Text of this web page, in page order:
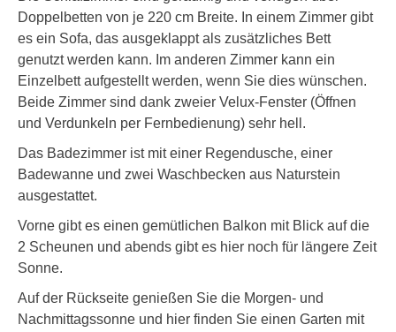
Doppelbetten von je 220 cm Breite. In einem Zimmer gibt
es ein Sofa, das ausgeklappt als zusätzliches Bett
genutzt werden kann. Im anderen Zimmer kann ein
Einzelbett aufgestellt werden, wenn Sie dies wünschen.
Beide Zimmer sind dank zweier Velux-Fenster (Öffnen
und Verdunkeln per Fernbedienung) sehr hell.
Das Badezimmer ist mit einer Regendusche, einer
Badewanne und zwei Waschbecken aus Naturstein
ausgestattet.
Vorne gibt es einen gemütlichen Balkon mit Blick auf die
2 Scheunen und abends gibt es hier noch für längere Zeit
Sonne.
Auf der Rückseite genießen Sie die Morgen- und
Nachmittagssonne und hier finden Sie einen Garten mit